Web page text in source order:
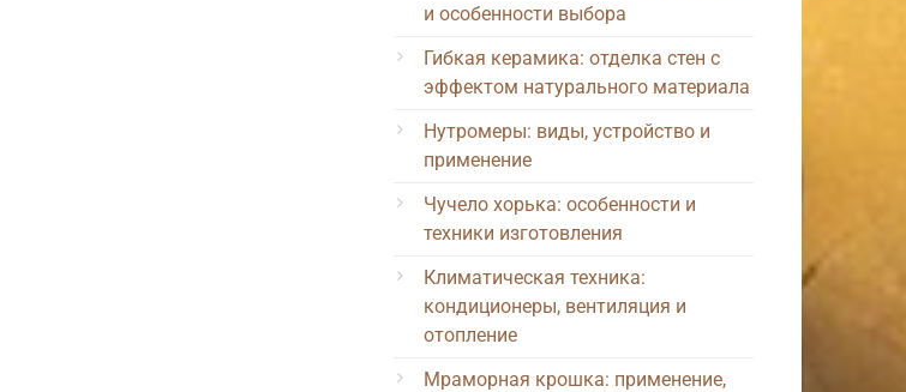
и особенности выбора
Гибкая керамика: отделка стен с
эффектом натурального материала
Нутромеры: виды, устройство и
применение
Чучело хорька: особенности и
техники изготовления
Климатическая техника:
кондиционеры, вентиляция и
отопление
Мраморная крошка: применение,